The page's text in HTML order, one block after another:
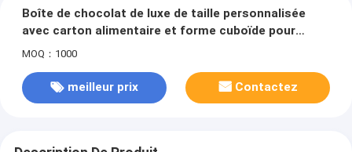
Boîte de chocolat de luxe de taille personnalisée
avec carton alimentaire et forme cuboïde pour
emballage cadeau
MOQ：1000
meilleur prix Contactez